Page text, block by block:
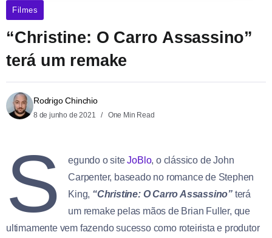
Filmes
“Christine: O Carro Assassino”
terá um remake
Rodrigo Chinchio
8 de junho de 2021 One Min Read
S egundo o siteJoBlo, o clássico de John
Carpenter, baseado no romance de Stephen
King, “Christine: O Carro Assassino” terá
um remake pelas mãos de Brian Fuller, que
ultimamente vem fazendo sucesso como roteirista e produtor